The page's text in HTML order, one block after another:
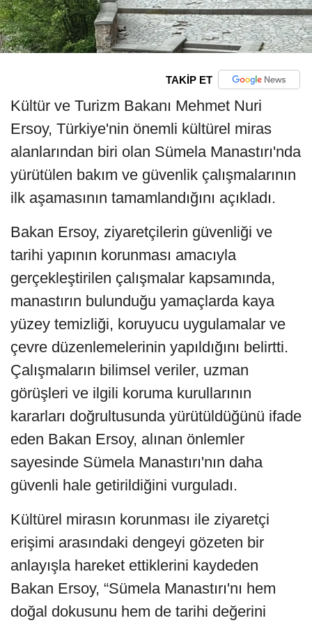
TAKİP ET
Kültür ve Turizm Bakanı Mehmet Nuri
Ersoy, Türkiye'nin önemli kültürel miras
alanlarından biri olan Sümela Manastırı'nda
yürütülen bakım ve güvenlik çalışmalarının
ilk aşamasının tamamlandığını açıkladı.
Bakan Ersoy, ziyaretçilerin güvenliği ve
tarihi yapının korunması amacıyla
gerçekleştirilen çalışmalar kapsamında,
manastırın bulunduğu yamaçlarda kaya
yüzey temizliği, koruyucu uygulamalar ve
çevre düzenlemelerinin yapıldığını belirtti.
Çalışmaların bilimsel veriler, uzman
görüşleri ve ilgili koruma kurullarının
kararları doğrultusunda yürütüldüğünü ifade
eden Bakan Ersoy, alınan önlemler
sayesinde Sümela Manastırı'nın daha
güvenli hale getirildiğini vurguladı.
Kültürel mirasın korunması ile ziyaretçi
erişimi arasındaki dengeyi gözeten bir
anlayışla hareket ettiklerini kaydeden
Bakan Ersoy, “Sümela Manastırı'nı hem
doğal dokusunu hem de tarihi değerini